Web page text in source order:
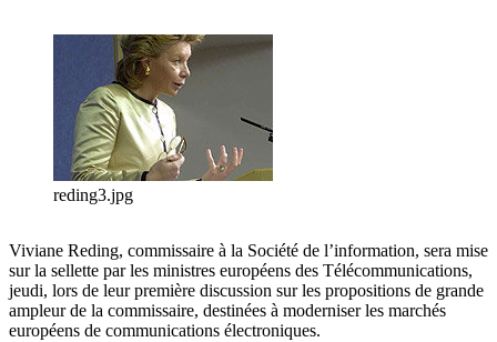
reding3.jpg
Viviane Reding, commissaire à la Société de l’information, sera mise
sur la sellette par les ministres européens des Télécommunications,
jeudi, lors de leur première discussion sur les propositions de grande
ampleur de la commissaire, destinées à moderniser les marchés
européens de communications électroniques.